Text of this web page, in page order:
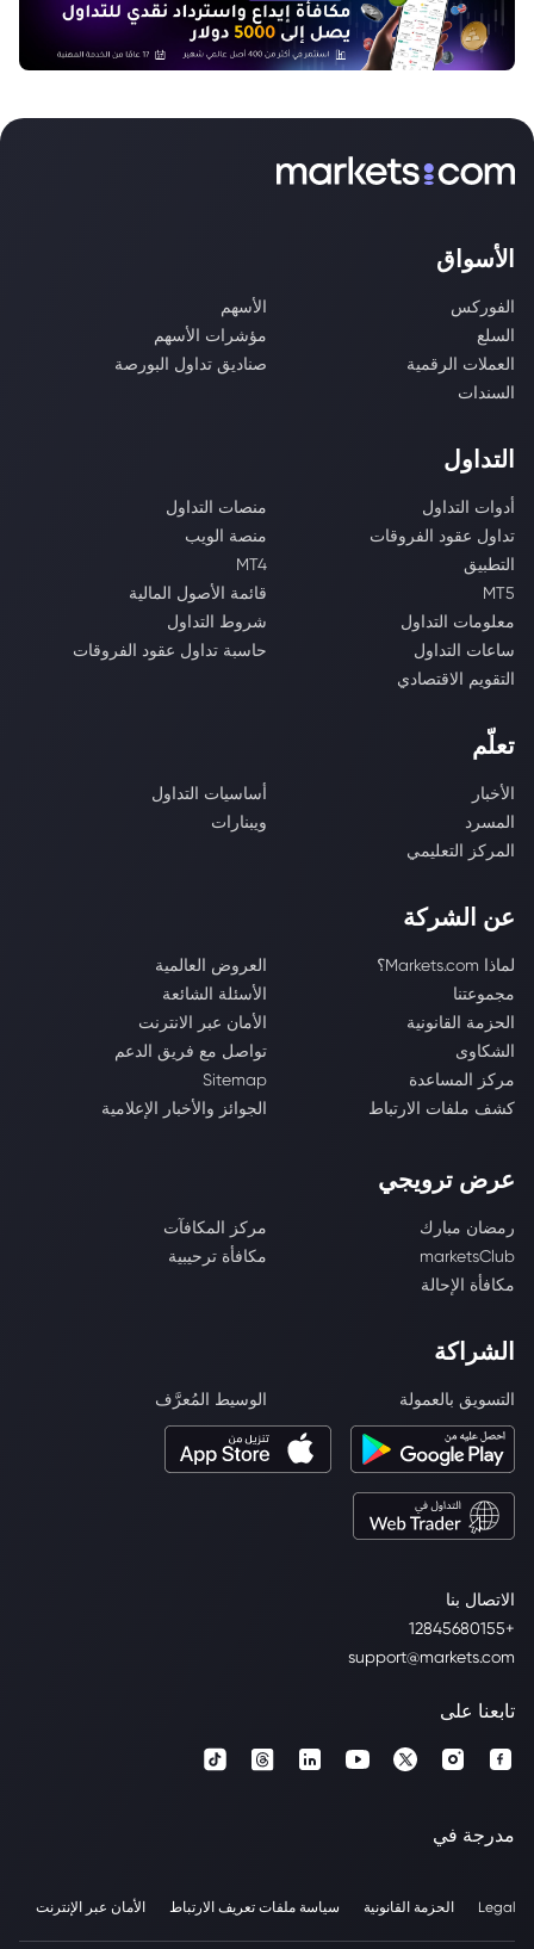
الاتصال بنا
+12845680155
support@markets.com
الأسواق
الفوركس
الأسهم
السلع
مؤشرات الأسهم
العملات الرقمية
صناديق تداول البورصة
السندات
التداول
أدوات التداول
منصات التداول
تداول عقود الفروقات
منصة الويب
التطبيق
MT4
MT5
قائمة الأصول المالية
معلومات التداول
شروط التداول
ساعات التداول
حاسبة تداول عقود الفروقات
التقويم الاقتصادي
تعلّم
الأخبار
أساسيات التداول
المسرد
ويبنارات
المركز التعليمي
عن الشركة
لماذا Markets.com؟
العروض العالمية
مجموعتنا
الأسئلة الشائعة
الحزمة القانونية
الأمان عبر الانترنت
الشكاوى
تواصل مع فريق الدعم
مركز المساعدة
Sitemap
كشف ملفات الارتباط
الجوائز والأخبار الإعلامية
عرض ترويجي
رمضان مبارك
مركز المكافآت
marketsClub
مكافأة ترحيبية
مكافأة الإحالة
الشراكة
التسويق بالعمولة الوسيط المُعرَّف
تابعنا على
مدرجة في
Legal الحزمة القانونية سياسة ملفات تعريف الارتباط الأمان عبر الإنترنت